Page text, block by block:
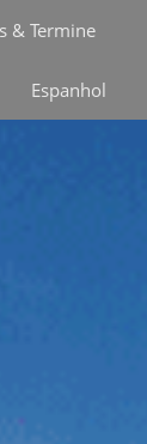
& Termine
Espanhol